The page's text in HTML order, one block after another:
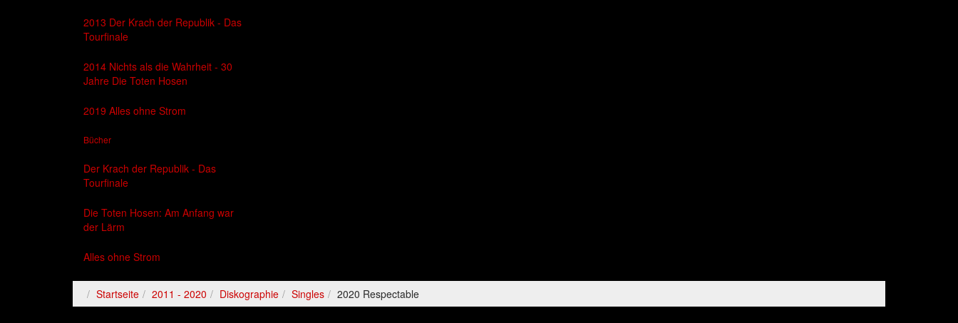
2013 Der Krach der Republik - Das
Tourfinale
2014 Nichts als die Wahrheit - 30
Jahre Die Toten Hosen
2019 Alles ohne Strom
Bücher
Der Krach der Republik - Das
Tourfinale
Die Toten Hosen: Am Anfang war
der Lärm
Alles ohne Strom
Startseite 2011 - 2020 Diskographie Singles 2020 Respectable